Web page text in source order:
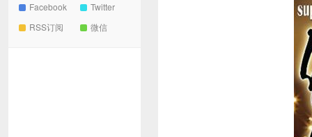
Facebook
Twitter
RSS订阅
微信